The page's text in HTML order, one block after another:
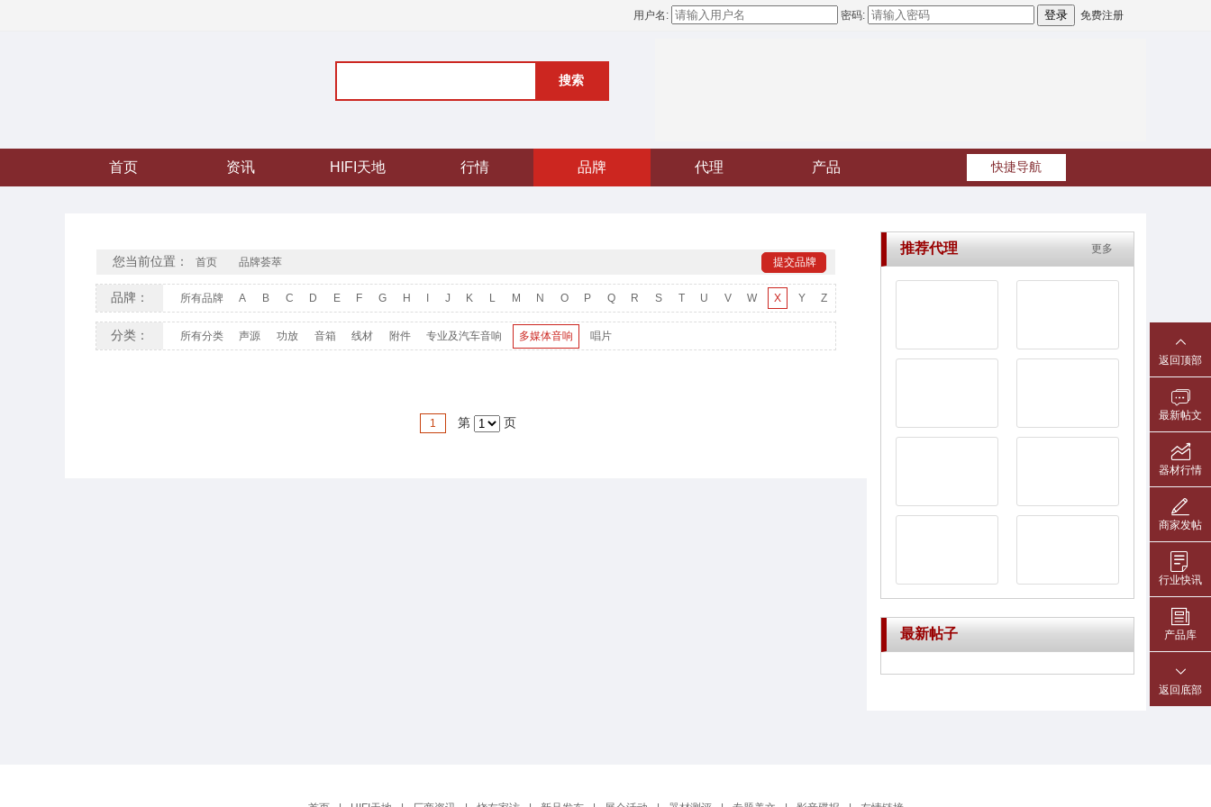
用户名: 密码: 免费注册
搜索
首页 资讯 HIFI天地 行情 品牌 代理 产品 快捷导航
返回顶部
最新帖文
器材行情
商家发帖
行业快讯
产品库
返回底部
您当前位置： 首页 品牌荟萃 提交品牌
品牌： 所有品牌 A B C D E F G H J K L M N O P Q R S T U V W X Y Z
分类： 所有分类 声源 功放 音箱 线材 附件 专业及汽车音响 多媒体音响 唱片
1 第 页
推荐代理 更多
最新帖子